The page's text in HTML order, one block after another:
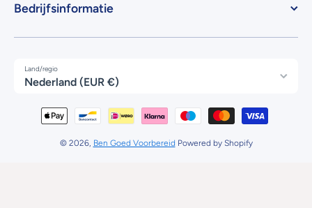
Bedrijfsinformatie
Land/regio
Nederland (EUR €)
Betaalmethodes
© 2026, Ben Goed Voorbereid Powered by Shopify